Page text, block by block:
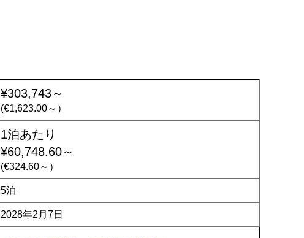
¥303,743～
(€1,623.00～）
1泊あたり
¥60,748.60～
(€324.60～）
5泊
2028年2月7日